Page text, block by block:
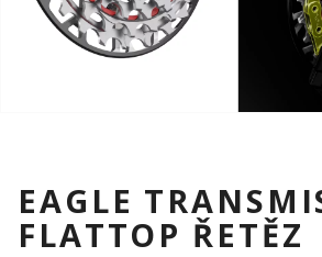
EAGLE
FLATTOP ŘETĚZ